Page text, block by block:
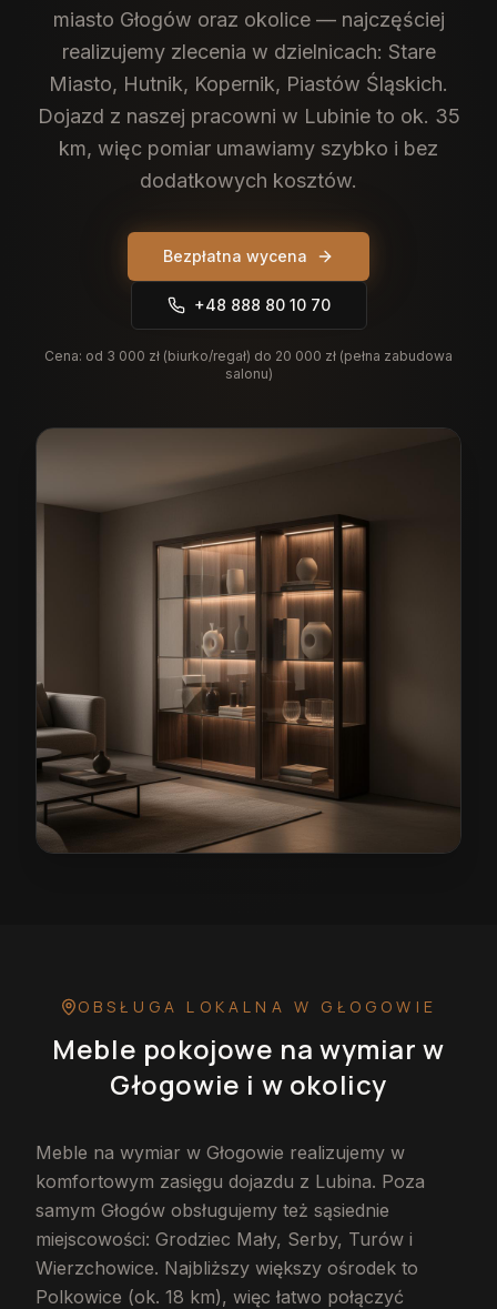
miasto Głogów oraz okolice — najczęściej
realizujemy zlecenia w dzielnicach: Stare
Miasto, Hutnik, Kopernik, Piastów Śląskich.
Dojazd z naszej pracowni w Lubinie to ok. 35
km, więc pomiar umawiamy szybko i bez
dodatkowych kosztów.
Bezpłatna wycena
+48 888 80 10 70
Cena: od 3 000 zł (biurko/regał) do 20 000 zł (pełna zabudowa
salonu)
OBSŁUGA LOKALNAW GŁOGOWIE
Meble pokojowe na wymiar w
Głogowie i w okolicy
Meble na wymiar w Głogowie realizujemy w
komfortowym zasięgu dojazdu z Lubina. Poza
samym Głogów obsługujemy też sąsiednie
miejscowości: Grodziec Mały, Serby, Turów i
Wierzchowice. Najbliższy większy ośrodek to
Polkowice (ok. 18 km), więc łatwo połączyć